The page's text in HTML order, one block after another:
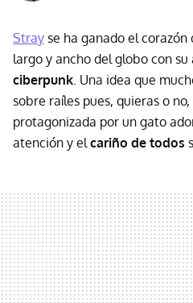
Stray se ha ganado el
largo y ancho del globo con su
ciberpunk . Una idea que
sobre raíles pues, quieras o
protagonizada por un gato
atención y el cariño de todos